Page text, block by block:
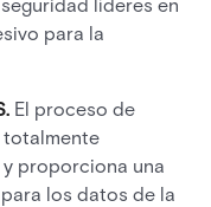
líderes en
para la
El proceso de
proporciona una
los datos de la